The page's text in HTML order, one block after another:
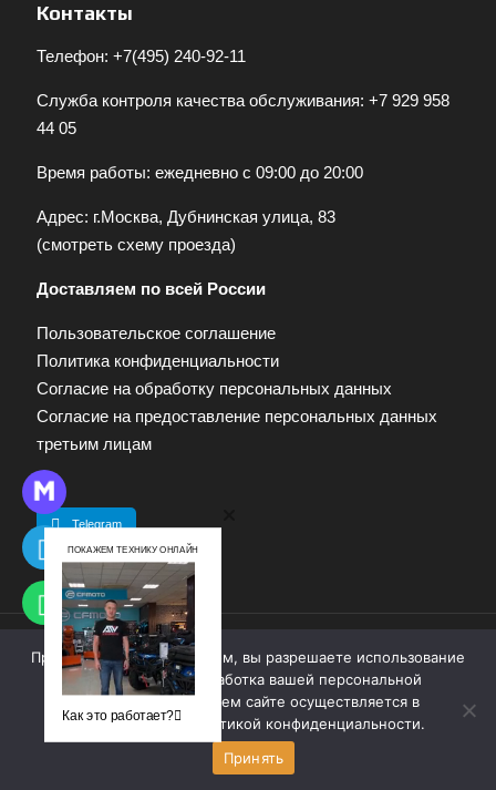
Контакты
Телефон: +7(495) 240-92-11
Служба контроля качества обслуживания: +7 929 958
44 05
Время работы: ежедневно с 09:00 до 20:00
Адрес: г.Москва, Дубнинская улица, 83
(смотреть схему проезда)
Доставляем по всей России
Пользовательское соглашение
Политика конфиденциальности
Согласие на обработку персональных данных
Согласие на предоставление персональных данных
третьим лицам
Telegram
© 2009—2025. Квадропарк. Все права защищены.
Материалы, размещенные на сайте, не являются
публичной офертой. Для получения информации
обращайтесь к продавцу.
Продолжая работу с сайтом, вы разрешаете использование
cookie-файлов. Обработка вашей персональной
информации на нашем сайте осуществляется в
соответствии с
политикой конфиденциальности.
Принять
ПОКАЖЕМ ТЕХНИКУ ОНЛАЙН
Как это работает?